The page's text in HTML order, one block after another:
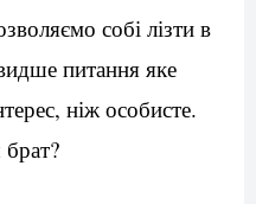
собі лізти в
питання яке
ніж особисте.